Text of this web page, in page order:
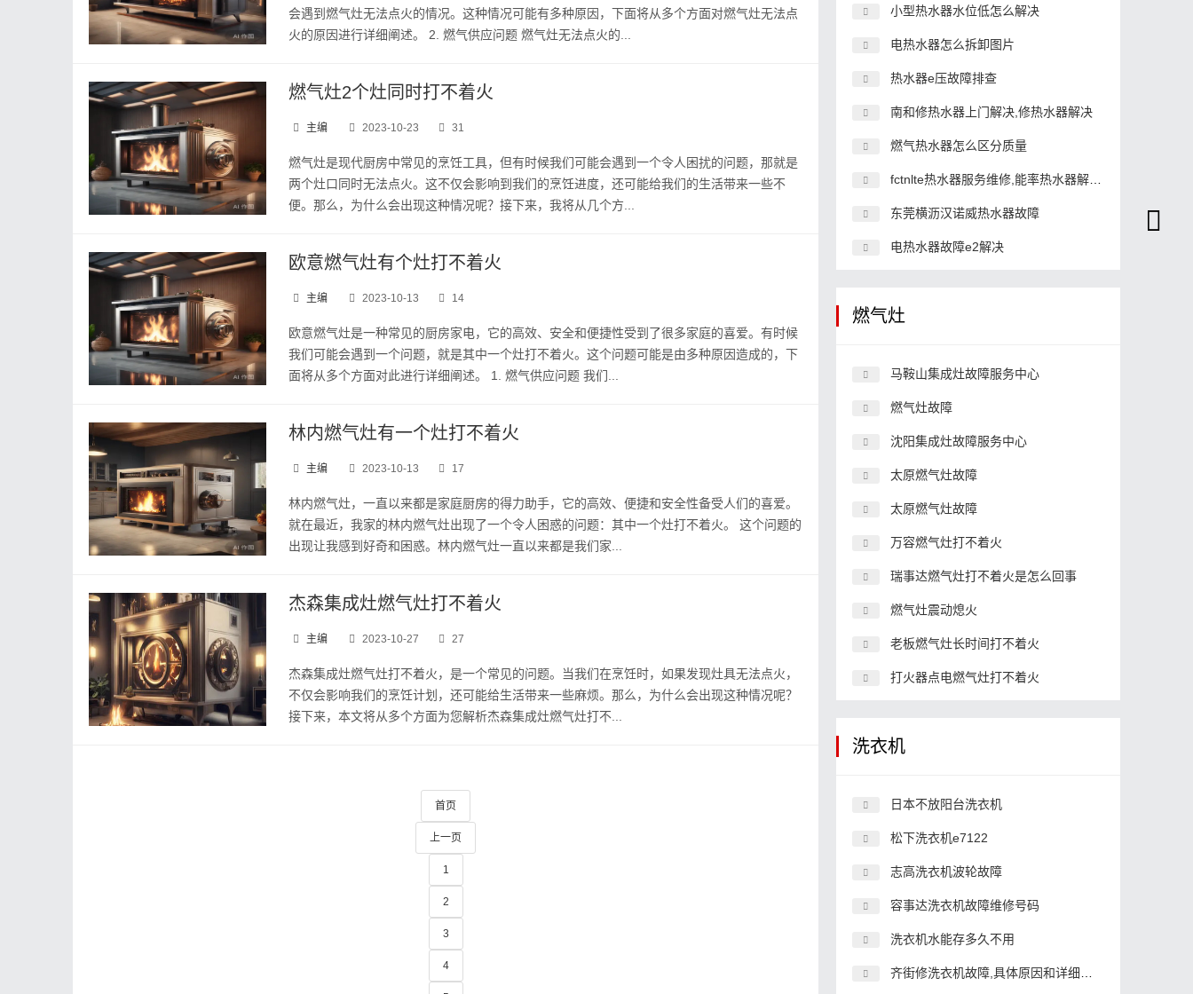
会遇到燃气灶无法点火的情况。这种情况可能有多种原因，下面将从多个方面对燃气灶无法点
火的原因进行详细阐述。 2. 燃气供应问题 燃气灶无法点火的...
燃气灶2个灶同时打不着火
主编 2023-10-23 31
燃气灶是现代厨房中常见的烹饪工具，但有时候我们可能会遇到一个令人困扰的问题，那就是
两个灶口同时无法点火。这不仅会影响到我们的烹饪进度，还可能给我们的生活带来一些不
便。那么，为什么会出现这种情况呢？接下来，我将从几个方...
欧意燃气灶有个灶打不着火
主编 2023-10-13 14
欧意燃气灶是一种常见的厨房家电，它的高效、安全和便捷性受到了很多家庭的喜爱。有时候
我们可能会遇到一个问题，就是其中一个灶打不着火。这个问题可能是由多种原因造成的，下
面将从多个方面对此进行详细阐述。 1. 燃气供应问题 我们...
林内燃气灶有一个灶打不着火
主编 2023-10-13 17
林内燃气灶，一直以来都是家庭厨房的得力助手，它的高效、便捷和安全性备受人们的喜爱。
就在最近，我家的林内燃气灶出现了一个令人困惑的问题：其中一个灶打不着火。 这个问题的
出现让我感到好奇和困惑。林内燃气灶一直以来都是我们家...
杰森集成灶燃气灶打不着火
主编 2023-10-27 27
杰森集成灶燃气灶打不着火，是一个常见的问题。当我们在烹饪时，如果发现灶具无法点火，
不仅会影响我们的烹饪计划，还可能给生活带来一些麻烦。那么，为什么会出现这种情况呢？
接下来，本文将从多个方面为您解析杰森集成灶燃气灶打不...
首页
上一页
1
2
3
4
小型热水器水位低怎么解决
电热水器怎么拆卸图片
热水器e压故障排查
南和修热水器上门解决,修热水器解决
燃气热水器怎么区分质量
fctnlte热水器服务维修,能率热水器解决部解决
东莞横沥汉诺威热水器故障
电热水器故障e2解决
燃气灶
马鞍山集成灶故障服务中心
燃气灶故障
沈阳集成灶故障服务中心
太原燃气灶故障
太原燃气灶故障
万容燃气灶打不着火
瑞事达燃气灶打不着火是怎么回事
燃气灶震动熄火
老板燃气灶长时间打不着火
打火器点电燃气灶打不着火
洗衣机
日本不放阳台洗衣机
松下洗衣机e7122
志高洗衣机波轮故障
容事达洗衣机故障维修号码
洗衣机水能存多久不用
齐街修洗衣机故障,具体原因和详细解决方法